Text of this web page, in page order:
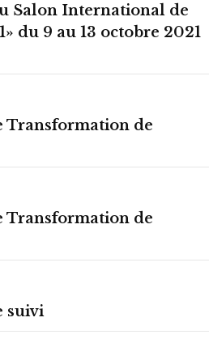
Salon International de
du 9 au 13 octobre 2021
Transformation de
Transformation de
suivi